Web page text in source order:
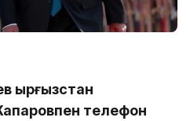
Қырғызстан
телефон